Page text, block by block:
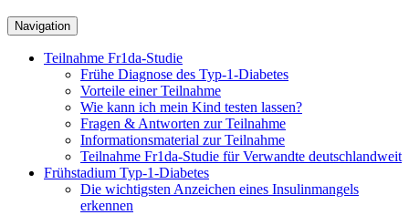
Navigation
Teilnahme Fr1da-Studie
Frühe Diagnose des Typ-1-Diabetes
Vorteile einer Teilnahme
Wie kann ich mein Kind testen lassen?
Fragen & Antworten zur Teilnahme
Informationsmaterial zur Teilnahme
Teilnahme Fr1da-Studie für Verwandte deutschlandweit
Frühstadium Typ-1-Diabetes
Die wichtigsten Anzeichen eines Insulinmangels
erkennen